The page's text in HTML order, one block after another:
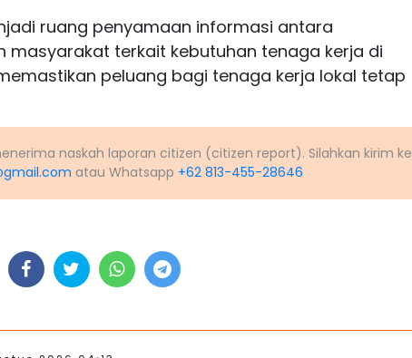
ruang penyamaan informasi antara
masyarakat terkait kebutuhan tenaga kerja di
peluang bagi tenaga kerja lokal tetap
naskah laporan citizen (citizen report). Silahkan kirim ke
atau Whatsapp +62 813-455-28646